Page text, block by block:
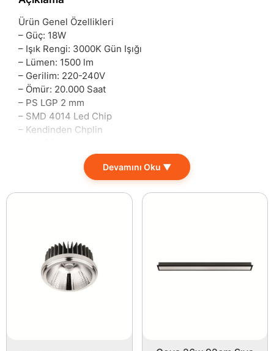
Ürün Genel Özellikleri
– Güç: 18W
– Işık Rengi: 3000K Gün Işığı
– Lümen: 1500 lm
– Gerilim: 220-240V
– Ömür: 20.000 Saat
– PS LGP 2 mm
– SMD 4014 Led Chip
– Kendinden Chplin
Evlerinizde ve işyerlerinizde aydınlatma ihtiyaçlarınızı
en iyi şekilde karşılayacak bu LED panel, hem enerji
verimliliği hem de şıklığıyla dikkat çekiyor. Sıcak gün
üstlenir. Uzun ömürlü tasarımıyla 20.000 saatlik
kullanım süresi sunarak, sizi uzun süreli bakım ve
değişim masraflarından kurtarır.
Bu LED panel, hem evde hem ofiste hem de ticari
Devamını Oku ▼